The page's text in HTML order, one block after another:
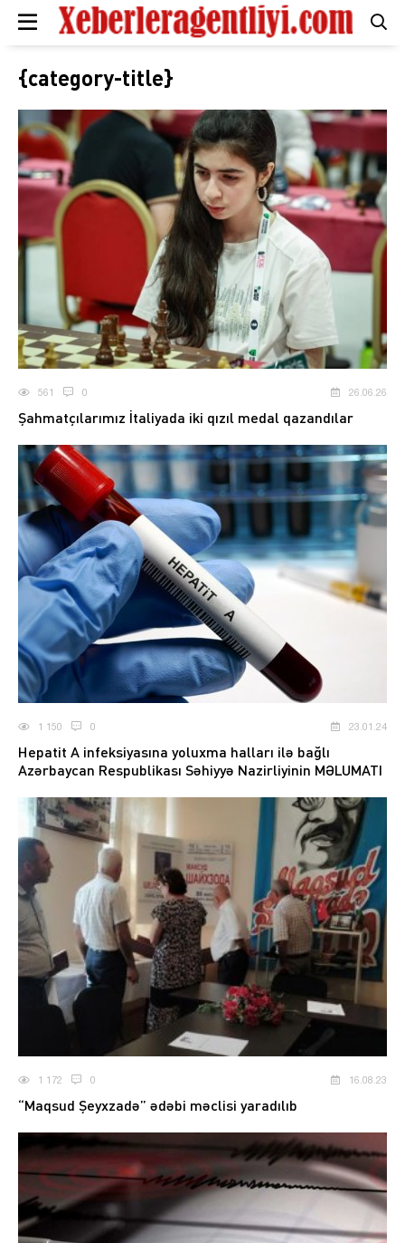
{category-title}
561 0 26.06.26
Şahmatçılarımız İtaliyada iki qızıl medal qazandılar
1 150 0 23.01.24
Hepatit A infeksiyasına yoluxma halları ilə bağlı
Azərbaycan Respublikası Səhiyyə Nazirliyinin MƏLUMATI
1 172 0 16.08.23
“Maqsud Şeyxzadə” ədəbi məclisi yaradılıb